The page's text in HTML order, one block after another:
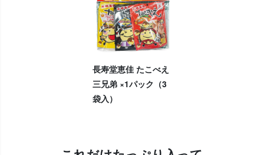
長寿堂恵佳 たこべえ
三兄弟 ×1パック（3
袋入）